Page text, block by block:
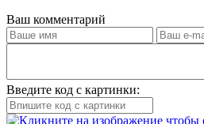
Ваш комментарий
Введите код с картинки: